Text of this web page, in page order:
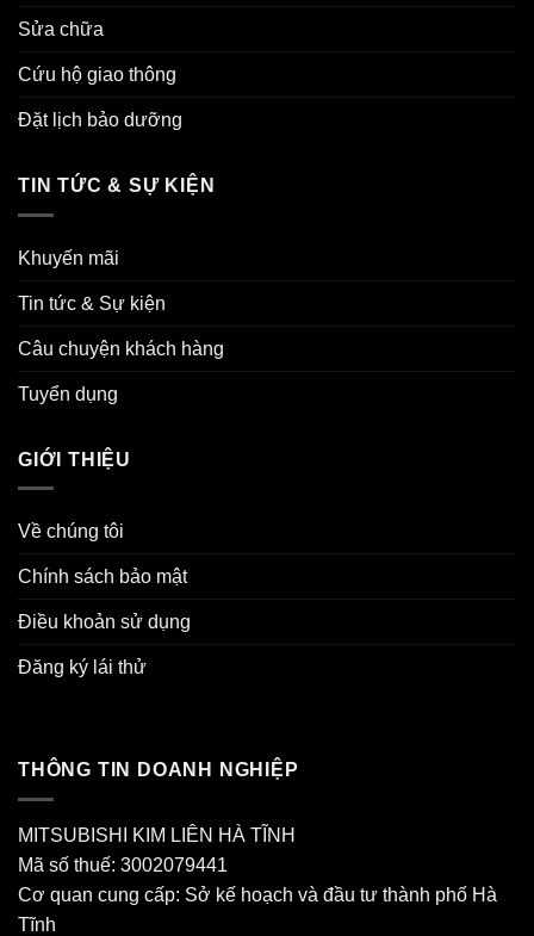
Sửa chữa
Cứu hộ giao thông
Đặt lịch bảo dưỡng
TIN TỨC & SỰ KIỆN
Khuyến mãi
Tin tức & Sự kiện
Câu chuyện khách hàng
Tuyển dụng
GIỚI THIỆU
Về chúng tôi
Chính sách bảo mật
Điều khoản sử dụng
Đăng ký lái thử
THÔNG TIN DOANH NGHIỆP
MITSUBISHI KIM LIÊN HÀ TĨNH
Mã số thuế: 3002079441
Cơ quan cung cấp: Sở kế hoạch và đầu tư thành phố Hà
Tĩnh